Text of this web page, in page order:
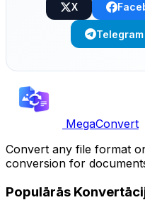
X
Telegram
MegaConvert
Convert any file format
conversion for
Populārās